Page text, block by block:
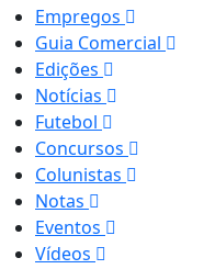
Empregos
Guia Comercial
Edições
Notícias
Futebol
Concursos
Colunistas
Notas
Eventos
Vídeos